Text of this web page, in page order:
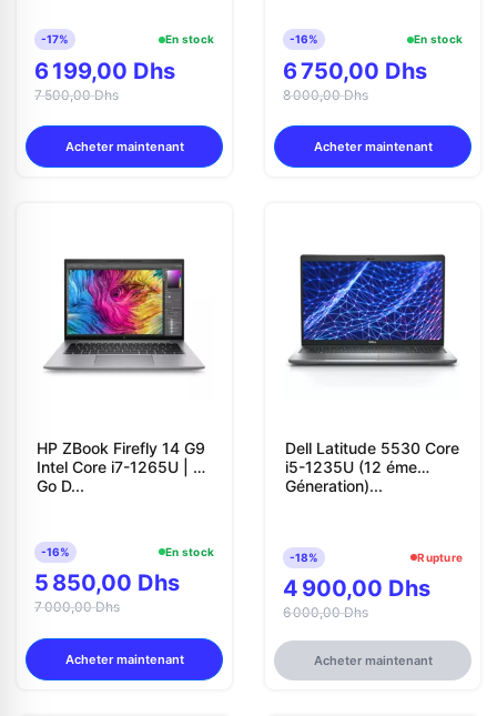
-17% En stock
6 199,00 Dhs
7 500,00 Dhs
Acheter maintenant
-16% En stock
6 750,00 Dhs
8 000,00 Dhs
Acheter maintenant
HP ZBook Firefly 14 G9
Intel Core i7-1265U | 16
Go D...
-16% En stock
5 850,00 Dhs
7 000,00 Dhs
Acheter maintenant
Dell Latitude 5530 Core
i5-1235U (12 éme
Géneration)...
-18% Rupture
4 900,00 Dhs
6 000,00 Dhs
Acheter maintenant